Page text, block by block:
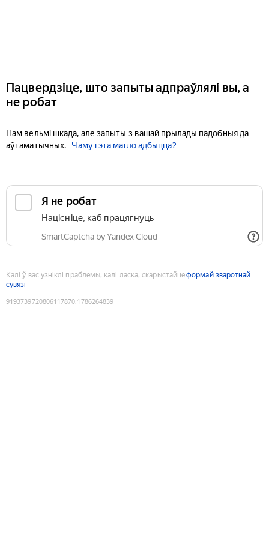
Пацвердзіце, што запыты адпраўлялі вы, а
не робат
Нам вельмі шкада, але запыты з вашай прылады падобныя да
аўтаматычных.
Чаму гэта магло адбыцца?
Я не робат
Націсніце, каб працягнуць
SmartCaptcha by Yandex Cloud
Калі ў вас узніклі праблемы, калі ласка, скарыстайцеформай зваротнай
сувязі
9193739720806117870:1786264839